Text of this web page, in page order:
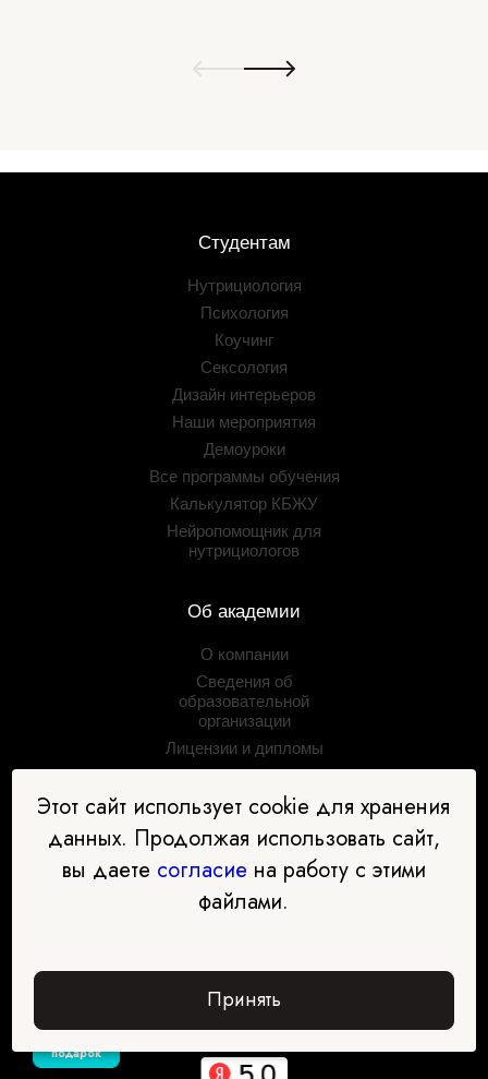
подарок
Студентам
Нутрициология
Психология
Коучинг
Сексология
Дизайн интерьеров
Наши мероприятия
Демоуроки
Все программы обучения
Калькулятор КБЖУ
Нейропомощник для
нутрициологов
Об академии
О компании
Сведения об
образовательной
организации
Лицензии и дипломы
Блог
Условия рассрочки
Отзывы
Задать вопрос
Партнёрская программа
Этот сайт использует cookie для хранения
данных. Продолжая использовать сайт,
вы даете согласие на работу с этими
файлами.
Принять